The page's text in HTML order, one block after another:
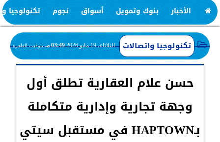
الأخبار بنوك وتمويل أسواق نجوم تكنولوجيا
تكنولوجيا واتصالات الثلاثاء، 19 مايو 2026 03:49 مـ بتوقيت القاهرة
حسن علام العقارية تطلق أول
وجهة تجارية وإدارية متكاملة
بـHAPTOWN في مستقبل سيتي